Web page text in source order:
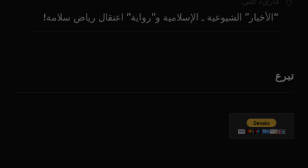
“الأخبار” الشيوعية ـ الإسلامية و”رواية” اعتقال رياض سلامة!
تبرع